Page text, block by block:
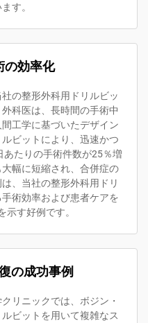
す。
の効率化
の整形外科用ドリルビッ
科医は、長時間の手術中
工学に基づいたデザイン
ビットにより、迅速かつ
たりの手術件数が25％増
幅に短縮され、合併症の
、当社の整形外科用ドリ
術効率および患者ケアを
示す好例です。
の成功事例
リニックでは、ボジン・
ビットを用いて複雑なス